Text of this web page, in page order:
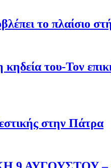
το πλαίσιο
του-Τον
στην Πάτρα